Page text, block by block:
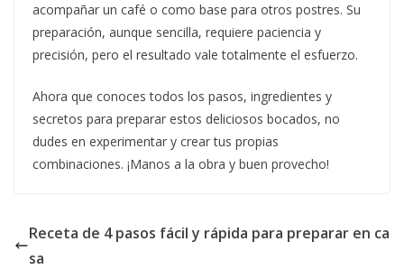
acompañar un café o como base para otros postres. Su
preparación, aunque sencilla, requiere paciencia y
precisión, pero el resultado vale totalmente el esfuerzo.
Ahora que conoces todos los pasos, ingredientes y
secretos para preparar estos deliciosos bocados, no
dudes en experimentar y crear tus propias
combinaciones. ¡Manos a la obra y buen provecho!
Receta de 4 pasos fácil y rápida para preparar en ca
sa